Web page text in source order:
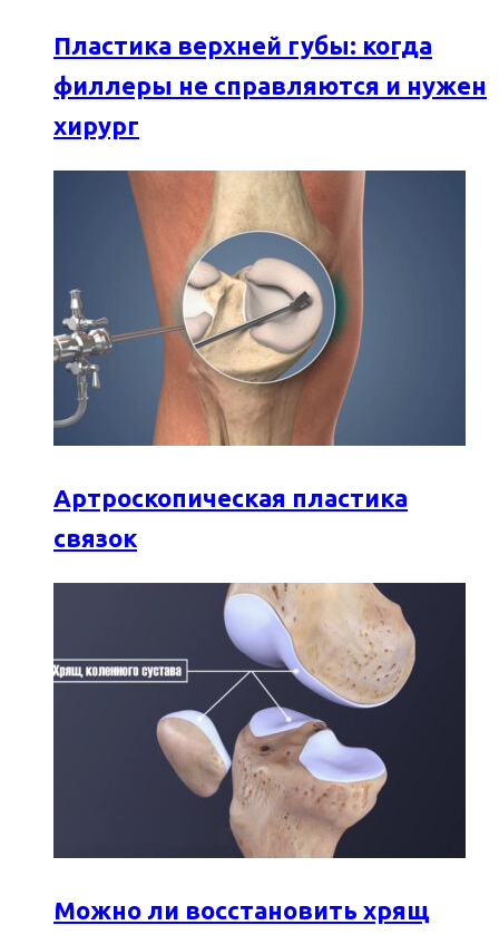
Пластика верхней губы: когда
филлеры не справляются и нужен
хирург
Артроскопическая пластика
связок
Можно ли восстановить хрящ